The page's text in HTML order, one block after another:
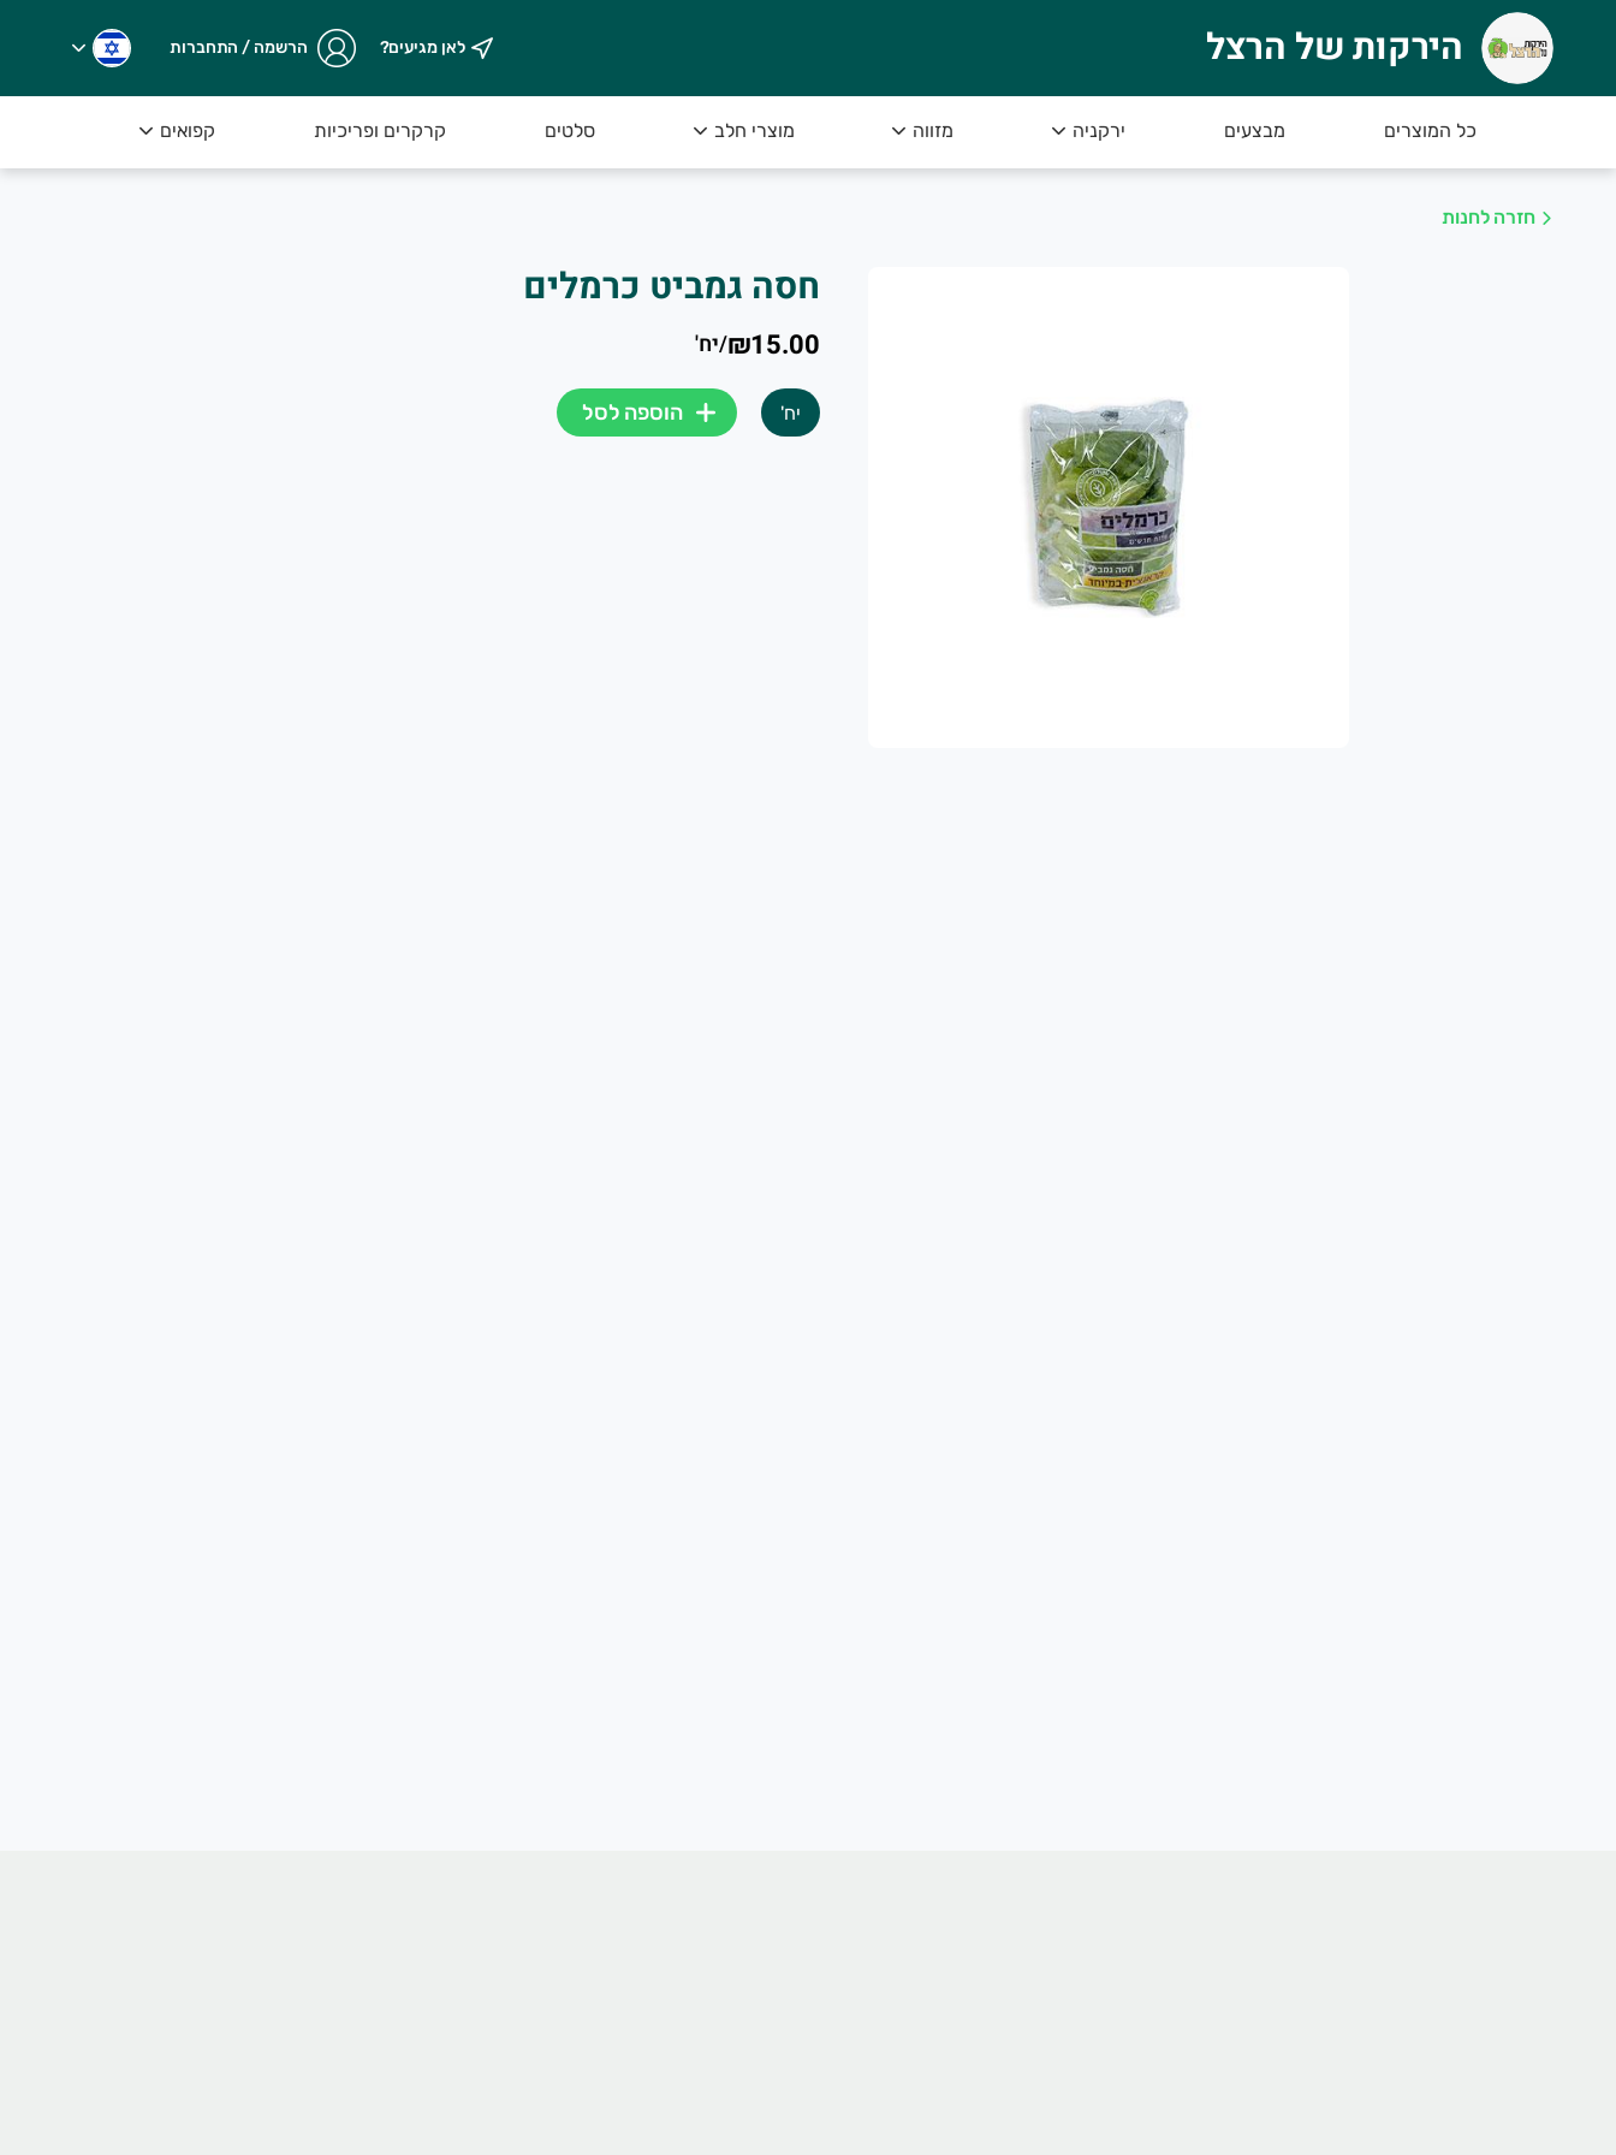
הירקות של הרצלהירקות של הרצל לאן מגיעים? הרשמה / התחברות
כל המוצרים מבצעים ירקניה מזווה מוצרי חלב סלטים קרקרים ופריכיות קפואים
חזרה לחנות
חסה גמביט כרמלים
₪15.00
/יח'
יח' הוספה לסל